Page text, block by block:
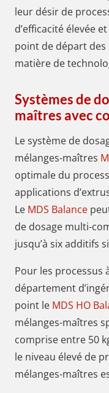
leur désir de
d’efficacité élevée
point de départ
matière de
Systèmes de
maîtres avec
Le système de
mélanges-maîtres
optimale du
applications
Le MDS Balance
de dosage multi-
jusqu’à six additifs
Pour les processus
département
point le MDS HO
mélanges-maîtres
comprise entre 50
le niveau élevé de
mélanges-maîtres